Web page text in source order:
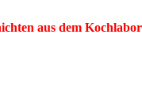
aus dem